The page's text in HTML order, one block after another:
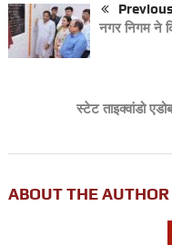
नगर निगम ने
स्टेट ताइक्वांडो
ABOUT THE AUTHOR